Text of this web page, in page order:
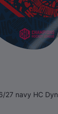
27 navy HC